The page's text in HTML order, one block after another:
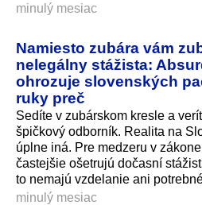
minulý mesiac
Namiesto zubára vám
nelegálny stážista:
ohrozuje slovenských
ruky preč
Sedíte v zubárskom kresle a
špičkový odborník. Realita na
úplne iná. Pre medzeru v
častejšie ošetrujú dočasní
to nemajú vzdelanie ani
minulý mesiac